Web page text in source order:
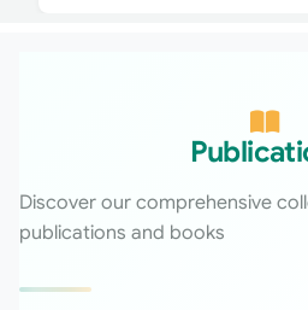
Discover our comprehensive
publications and books